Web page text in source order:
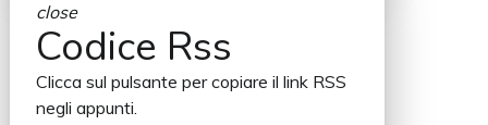
close
Codice Rss
Clicca sul pulsante per copiare il link RSS
negli appunti.